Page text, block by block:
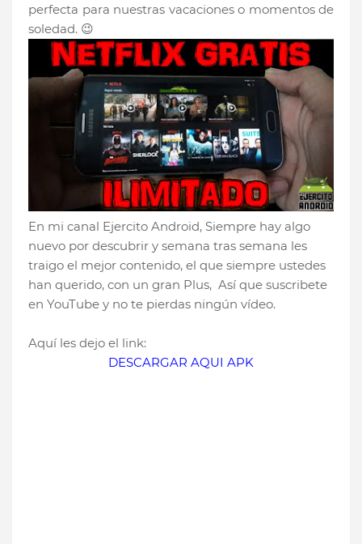
perfecta para nuestras vacaciones o momentos de
soledad. 😉
En mi canal Ejercito Android, Siempre hay algo
nuevo por descubrir y semana tras semana les
traigo el mejor contenido, el que siempre ustedes
han querido, con un gran Plus, Así que suscribete
en YouTube y no te pierdas ningún vídeo.
Aquí les dejo el link:
DESCARGAR AQUI APK